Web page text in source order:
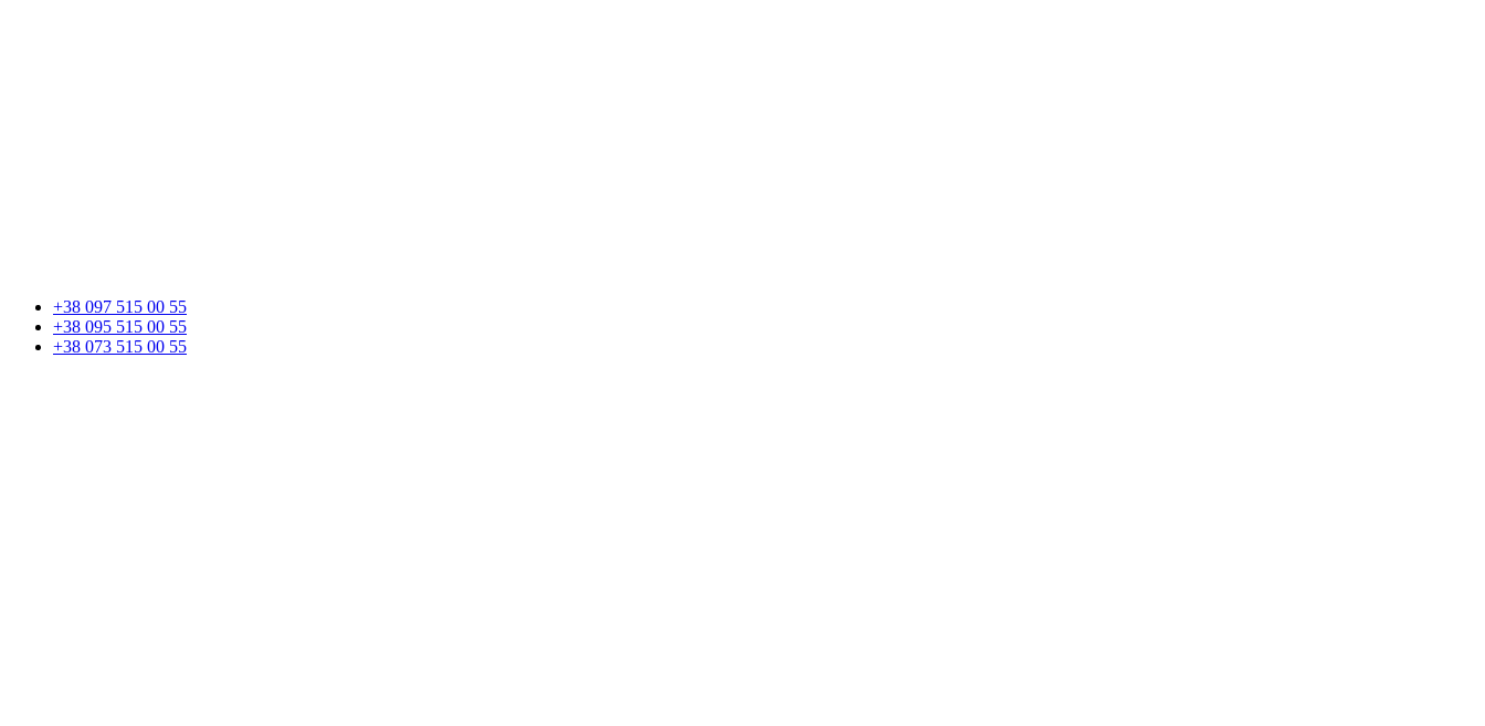
+38 097 515 00 55
+38 095 515 00 55
+38 073 515 00 55